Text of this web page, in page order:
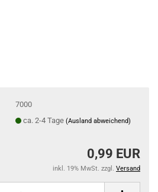
7000
ca. 2-4 Tage (Ausland abweichend)
0,99 EUR
inkl. 19% MwSt. zzgl. Versand